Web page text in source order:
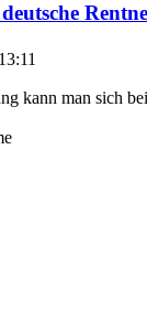
kann man sich